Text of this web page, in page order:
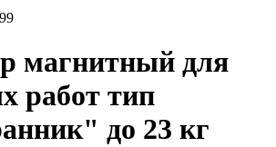
магнитный для
работ тип
до 23 кг